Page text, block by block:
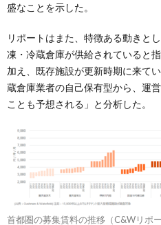
盛なことを示した。
リポートはまた、特徴ある動きと
凍・冷蔵倉庫が供給されていると
加え、既存施設が更新時期に来て
蔵倉庫業者の自己保有型から、運
ことも予想される」と分析した。
首都圏の募集賃料の推移（C&Wリポ